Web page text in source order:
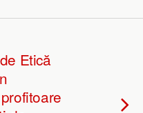
Etică